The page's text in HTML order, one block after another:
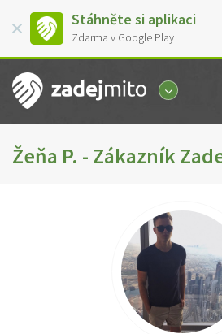
Stáhněte si aplikaci
Zdarma v Google Play
Žeňa P. - Zákazník